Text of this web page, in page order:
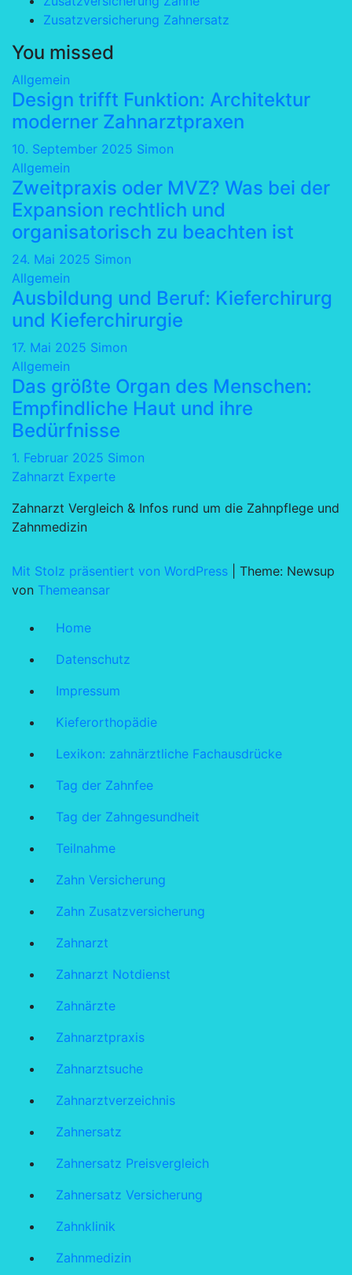
Zusatzversicherung Zahnersatz
You missed
Allgemein
Design trifft Funktion: Architektur
moderner Zahnarztpraxen
10. September 2025 Simon
Allgemein
Zweitpraxis oder MVZ? Was bei der
Expansion rechtlich und
organisatorisch zu beachten ist
24. Mai 2025 Simon
Allgemein
Ausbildung und Beruf: Kieferchirurg
und Kieferchirurgie
17. Mai 2025 Simon
Allgemein
Das größte Organ des Menschen:
Empfindliche Haut und ihre
Bedürfnisse
1. Februar 2025 Simon
Zahnarzt Experte
Zahnarzt Vergleich & Infos rund um die Zahnpflege und
Zahnmedizin
Mit Stolz präsentiert von WordPress
Theme: Newsup
von Themeansar
Home
Datenschutz
Impressum
Kieferorthopädie
Lexikon: zahnärztliche Fachausdrücke
Tag der Zahnfee
Tag der Zahngesundheit
Teilnahme
Zahn Versicherung
Zahn Zusatzversicherung
Zahnarzt
Zahnarzt Notdienst
Zahnärzte
Zahnarztpraxis
Zahnarztsuche
Zahnarztverzeichnis
Zahnersatz
Zahnersatz Preisvergleich
Zahnersatz Versicherung
Zahnklinik
Zahnmedizin